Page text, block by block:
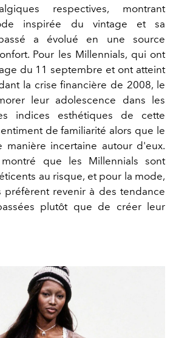
respectives, montrant
inspirée du vintage et sa
a évolué en une source
Pour les Millennials, qui ont
du 11 septembre et ont atteint
la crise financière de 2008, le
leur adolescence dans les
indices esthétiques de cette
de familiarité alors que le
manière incertaine autour d'eux.
que les Millennials sont
au risque, et pour la mode,
préfèrent revenir à des tendance
plutôt que de créer leur